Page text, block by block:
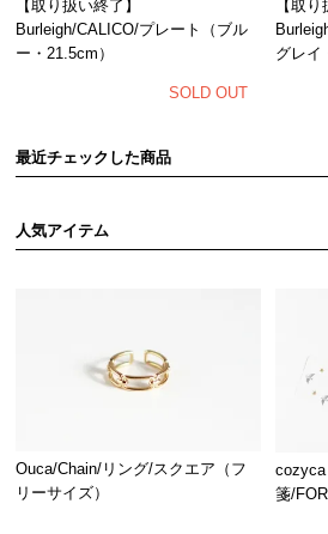
【取り扱い終了】
Burleigh/CALICO/プレート（ブル
ー・21.5cm）
SOLD OUT
【取
グレイ
最近チェックした商品
人気アイテム
Ouca/Chain/リング/スクエア（フ
リーサイズ）
箋/